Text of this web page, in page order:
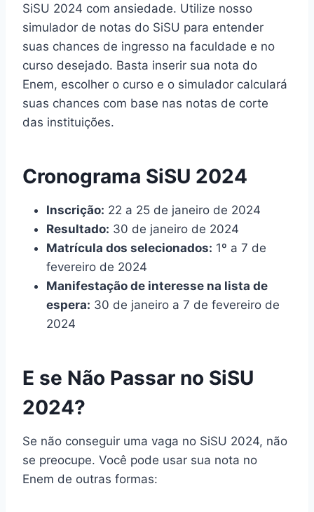
SiSU 2024 com ansiedade. Utilize nosso
simulador de notas do SiSU para entender
suas chances de ingresso na faculdade e no
curso desejado. Basta inserir sua nota do
Enem, escolher o curso e o simulador calculará
suas chances com base nas notas de corte
das instituições.
Cronograma SiSU 2024
Inscrição: 22 a 25 de janeiro de 2024
Resultado: 30 de janeiro de 2024
Matrícula dos selecionados: 1º a 7 de
fevereiro de 2024
Manifestação de interesse na lista de
espera: 30 de janeiro a 7 de fevereiro de
2024
E se Não Passar no SiSU
2024?
Se não conseguir uma vaga no SiSU 2024, não
se preocupe. Você pode usar sua nota no
Enem de outras formas: